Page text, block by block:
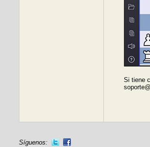
Si tiene
Síguenos: